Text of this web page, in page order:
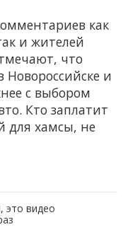
как
и жителей
что
Новороссийске и
с выбором
Кто заплатит
для хамсы, не
это видео